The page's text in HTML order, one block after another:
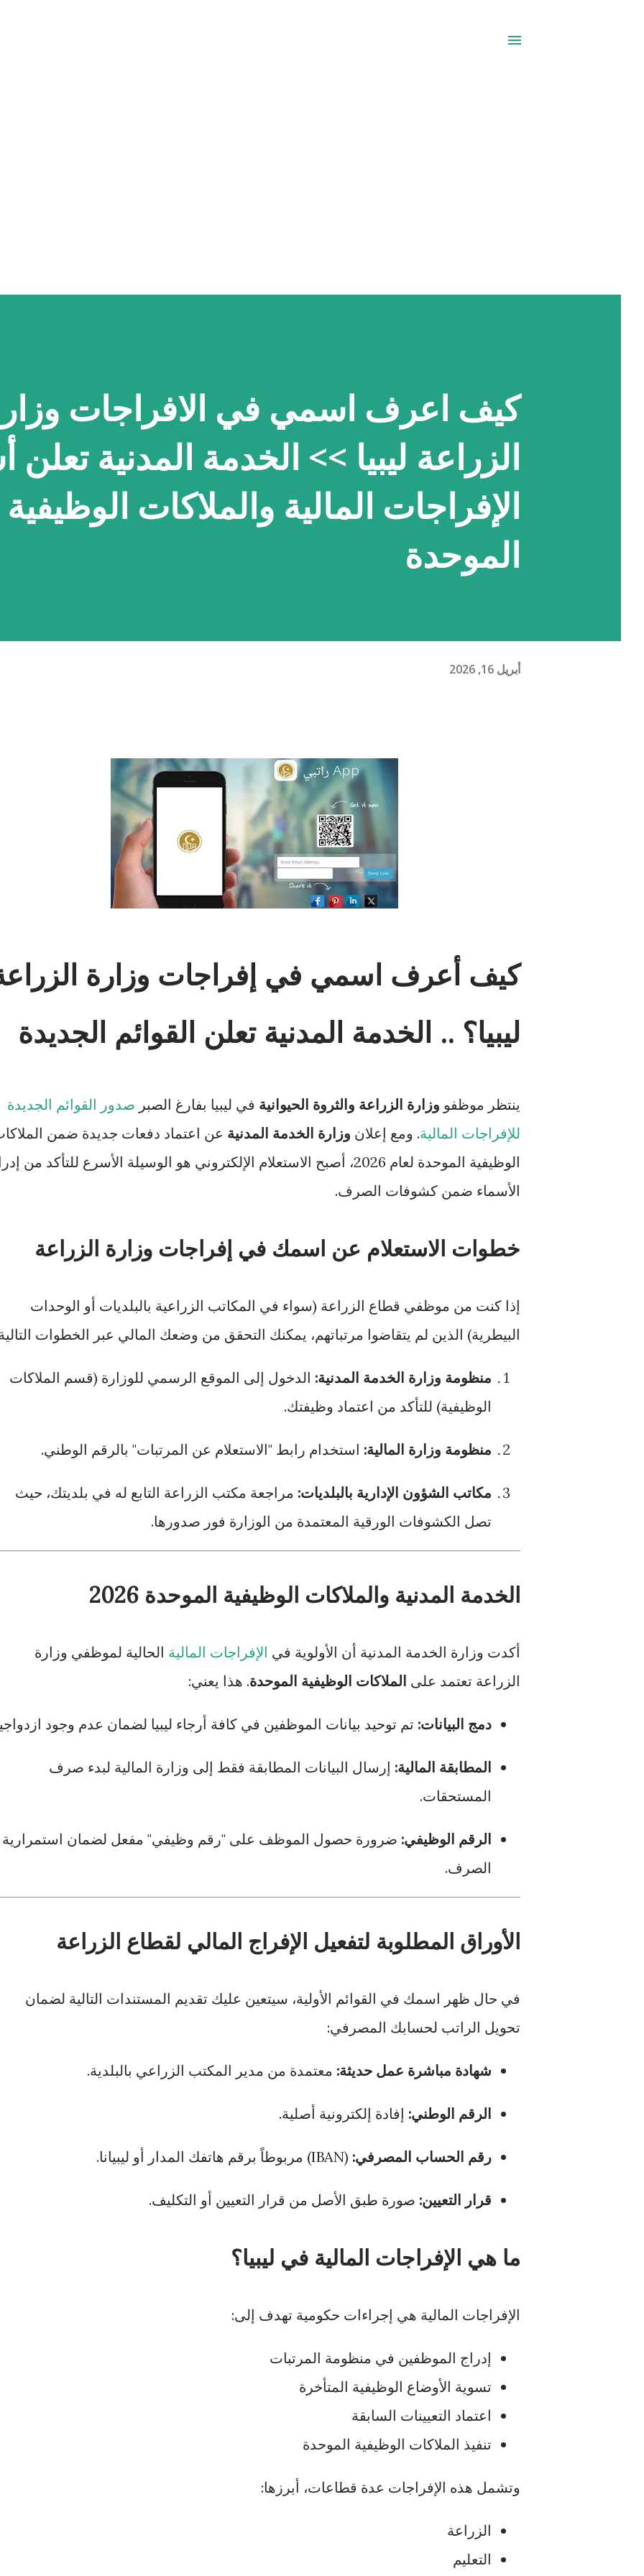
كيف اعرف اسمي في الافراجات
الزراعة ليبيا >> الخدمة المدنية تعلن
الإفراجات المالية والملاكات الوظيفية
الموحدة
أبريل 16, 2026
كيف أعرف اسمي في إفراجات وزارة
ليبيا؟ .. الخدمة المدنية تعلن القوائم الجديدة
ينتظر موظفو وزارة الزراعة والثروة الحيوانية في ليبيا بفارغ الصبر صدور القوائم الجديدة
للإفراجات المالية. ومع إعلان وزارة الخدمة المدنية عن اعتماد دفعات جديدة ضمن
الوظيفية الموحدة لعام 2026، أصبح الاستعلام الإلكتروني هو الوسيلة الأسرع للتأكد من
الأسماء ضمن كشوفات الصرف.
خطوات الاستعلام عن اسمك في إفراجات وزارة الزراعة
إذا كنت من موظفي قطاع الزراعة (سواء في المكاتب الزراعية بالبلديات أو الوحدات
البيطرية) الذين لم يتقاضوا مرتباتهم، يمكنك التحقق من وضعك المالي عبر الخطوات
منظومة وزارة الخدمة المدنية: الدخول إلى الموقع الرسمي للوزارة (قسم الملاكات
الوظيفية) للتأكد من اعتماد وظيفتك.
منظومة وزارة المالية: استخدام رابط "الاستعلام عن المرتبات" بالرقم الوطني.
مكاتب الشؤون الإدارية بالبلديات: مراجعة مكتب الزراعة التابع له في بلديتك، حيث
تصل الكشوفات الورقية المعتمدة من الوزارة فور صدورها.
الخدمة المدنية والملاكات الوظيفية الموحدة 2026
أكدت وزارة الخدمة المدنية أن الأولوية في الإفراجات المالية الحالية لموظفي وزارة
الزراعة تعتمد على الملاكات الوظيفية الموحدة. هذا يعني:
دمج البيانات: تم توحيد بيانات الموظفين في كافة أرجاء ليبيا لضمان عدم وجود
المطابقة المالية: إرسال البيانات المطابقة فقط إلى وزارة المالية لبدء صرف
المستحقات.
الرقم الوظيفي: ضرورة حصول الموظف على "رقم وظيفي" مفعل لضمان استمرارية
الصرف.
الأوراق المطلوبة لتفعيل الإفراج المالي لقطاع الزراعة
في حال ظهر اسمك في القوائم الأولية، سيتعين عليك تقديم المستندات التالية لضمان
تحويل الراتب لحسابك المصرفي:
شهادة مباشرة عمل حديثة: معتمدة من مدير المكتب الزراعي بالبلدية.
الرقم الوطني: إفادة إلكترونية أصلية.
رقم الحساب المصرفي: (IBAN) مربوطاً برقم هاتفك المدار أو ليبيانا.
قرار التعيين: صورة طبق الأصل من قرار التعيين أو التكليف.
ما هي الإفراجات المالية في ليبيا؟
الإفراجات المالية هي إجراءات حكومية تهدف إلى:
إدراج الموظفين في منظومة المرتبات
تسوية الأوضاع الوظيفية المتأخرة
اعتماد التعيينات السابقة
تنفيذ الملاكات الوظيفية الموحدة
وتشمل هذه الإفراجات عدة قطاعات، أبرزها:
الزراعة
التعليم